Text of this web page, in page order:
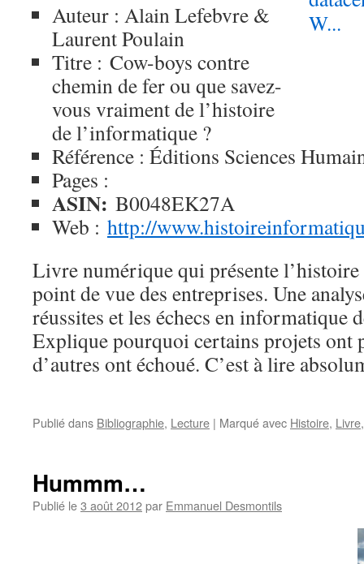
Auteur : Alain Lefebvre &
Laurent Poulain
Titre : Cow-boys contre
chemin de fer ou que savez-
vous vraiment de l’histoire
de l’informatique ?
Référence : Éditions Sciences
Pages :
ASIN: B0048EK27A
Web : http://
Livre numérique qui présente
point de vue des entreprises. Une
réussites et les échecs en informatique
Explique pourquoi certains projets ont
d’autres ont échoué. C’est à lire
Publié dans Bibliographie, Lecture | Marqué avec Histoire, Livre
Hummm…
Publié le3 août 2012par Emmanuel Desmontils